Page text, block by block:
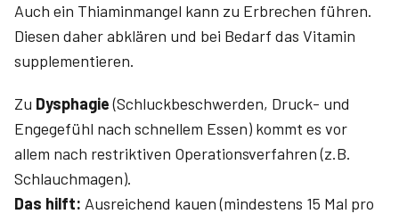
Auch ein Thi­aminmangel kann zu Erbrechen führen.
Diesen daher abklären und bei Bedarf das Vitamin
supplementieren.
Zu Dysphagie(Schluckbeschwerden, Druck- und
Engegefühl nach schnellem Essen) kommt es vor
allem nach restriktiven Operationsverfahren (z.B.
Schlauchmagen).
Das hilft: Ausreichend kauen (mindestens 15 Mal pro